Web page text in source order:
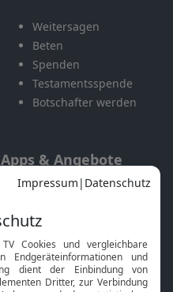
Weitersagen
Beten
Spenden
Testamentsspende
Botschafter werden
Apps & Angebote
Mobile App
Smart TV
HbbTV